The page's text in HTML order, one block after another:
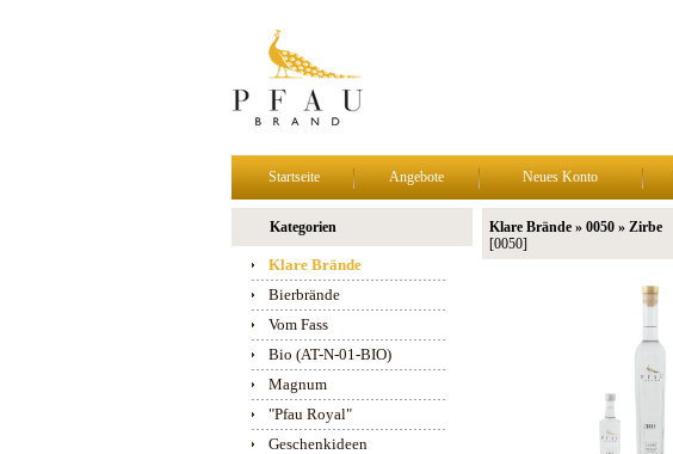
Startseite Angebote Neues Konto
Kategorien
Klare Brände
Bierbrände
Vom Fass
Bio (AT-N-01-BIO)
Magnum
"Pfau Royal"
Geschenkideen
Klare Brände » 0050 » Zirbe
[0050]